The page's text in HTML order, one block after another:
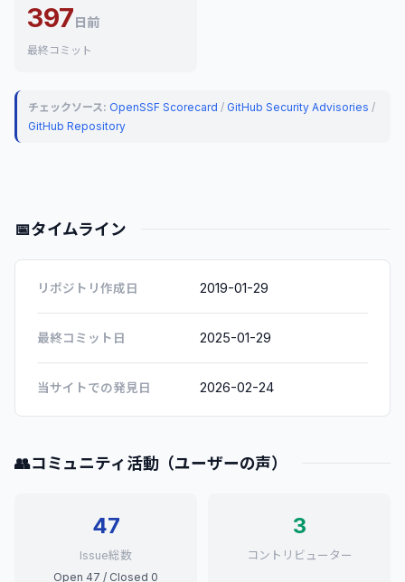
397日前
最終コミット
チェックソース: OpenSSF Scorecard / GitHub Security Advisories /
GitHub Repository
📅タイムライン
リポジトリ作成日 2019-01-29
最終コミット日 2025-01-29
当サイトでの発見日 2026-02-24
👥コミュニティ活動（ユーザーの声）
47
Issue総数
Open 47 / Closed 0
3
コントリビューター